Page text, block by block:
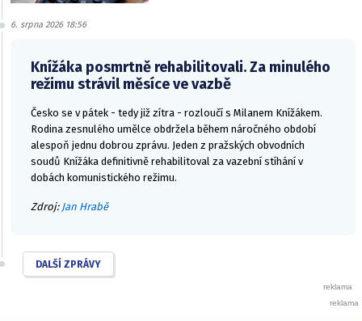
6. srpna 2026 18:56
Knížáka posmrtně rehabilitovali. Za minulého
režimu strávil měsíce ve vazbě
Česko se v pátek - tedy již zítra - rozloučí s Milanem Knížákem.
Rodina zesnulého umělce obdržela během náročného období
alespoň jednu dobrou zprávu. Jeden z pražských obvodních
soudů Knížáka definitivně rehabilitoval za vazební stíhání v
dobách komunistického režimu.
Zdroj: Jan Hrabě
DALŠÍ ZPRÁVY